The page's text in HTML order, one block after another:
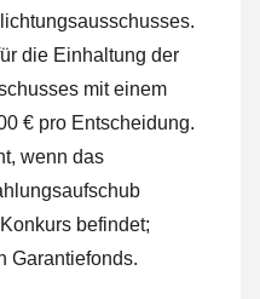
die Einhaltung der
mit einem
€ pro Entscheidung.
wenn das
befindet;
Garantiefonds.